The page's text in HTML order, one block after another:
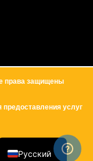
права защищены
предоставления услуг
Русский